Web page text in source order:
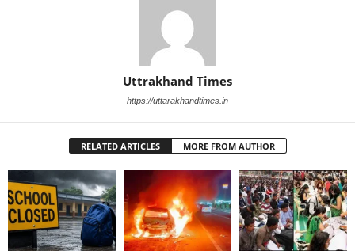
Uttrakhand Times
https://uttarakhandtimes.in
RELATED ARTICLES MORE FROM AUTHOR